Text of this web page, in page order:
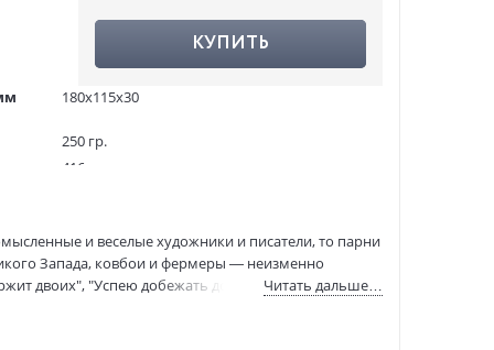
КУПИТЬ
180x115x30
250 гр.
416
ASE000000000845408
978-5-17-117016-5
и веселые художники и писатели, то парни
Запада, ковбои и фермеры — неизменно
двоих", "Успею добежать до канадской границы",
Читать дальше…